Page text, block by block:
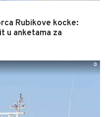
Rubikove kocke:
u anketama za
0